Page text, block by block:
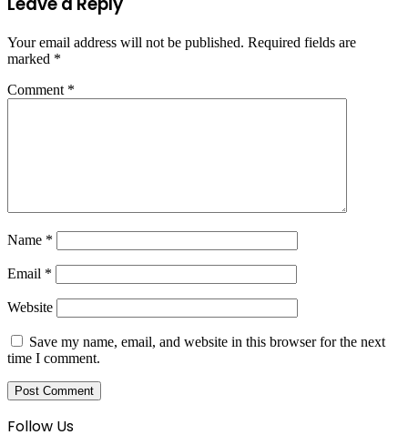
Your email address will not be published. Required fields are
marked *
Comment *
Name *
Email *
Website
Save my name, email, and website in this browser for the next
time I comment.
Follow Us